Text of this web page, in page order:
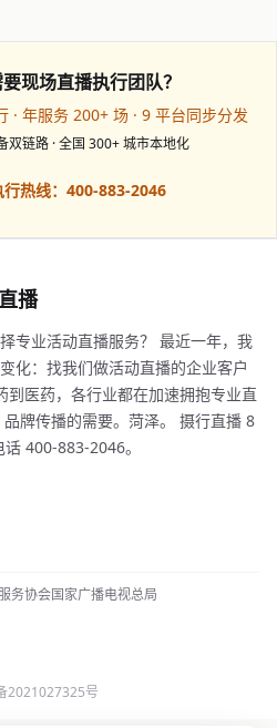
现场直播执行团队？
· 年服务 200+ 场 · 9 平台同步分发
双链路 · 全国 300+ 城市本地化
行热线：400-883-2046
播
专业活动直播服务？ 最近一年，我
化：找我们做活动直播的企业客户
医药，各行业都在加速拥抱专业直
牌传播的需要。菏泽。 摄行直播 8
400-883-2046。
务协会国家广播电视总局
2021027325号